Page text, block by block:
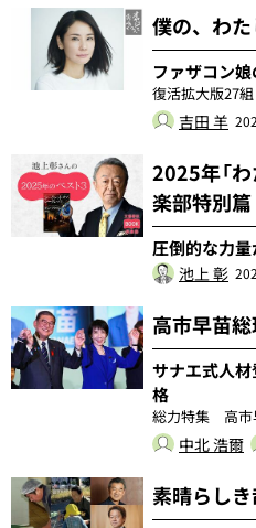
僕の、わ
ファザコン
復活拡大版27
吉田 羊
2025年「
楽部特別篇
圧倒的な力
池上 彰
高市早苗
サナエ式人
格
総力特集 高市
中北 浩爾
素晴らし